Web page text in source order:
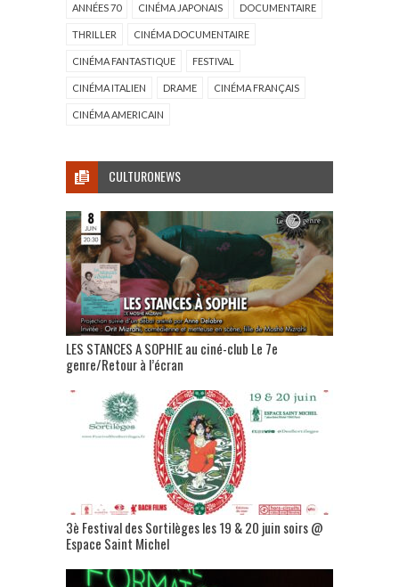
ANNÉES 70 CINÉMA JAPONAIS DOCUMENTAIRE
THRILLER CINÉMA DOCUMENTAIRE
CINÉMA FANTASTIQUE FESTIVAL
CINÉMA ITALIEN DRAME CINÉMA FRANÇAIS
CINÉMA AMERICAIN
CULTURONEWS
LES STANCES A SOPHIE au ciné-club Le 7e
genre/Retour à l’écran
3è Festival des Sortilèges les 19 & 20 juin soirs @
Espace Saint Michel